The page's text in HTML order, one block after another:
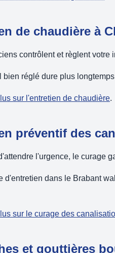
de chaudière à
contrôlent et règlent votre
bien réglé dure plus
sur l'entretien de chaudière.
préventif des
l'urgence, le curage
d'entretien dans le Brabant
sur le curage des
et gouttières